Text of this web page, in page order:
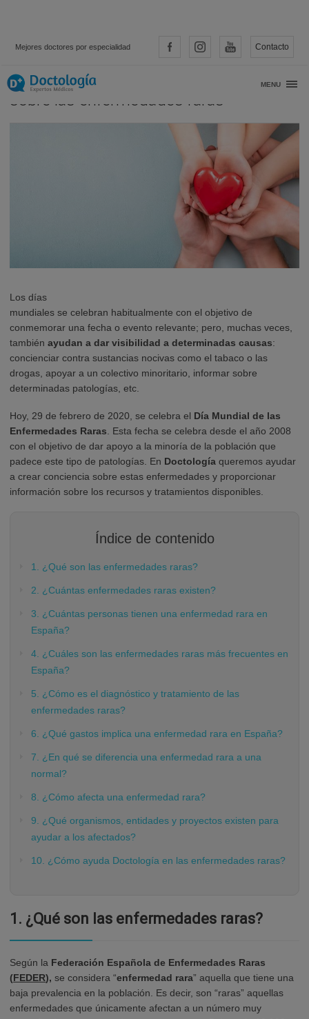
Mejores doctores por especialidad Contacto
MENU
Las 10 cosas que deberías conocer
sobre las enfermedades raras
Los días
mundiales se celebran habitualmente con el objetivo de
conmemorar una fecha o evento relevante; pero, muchas veces,
también ayudan a dar visibilidad a determinadas causas:
concienciar contra sustancias nocivas como el tabaco o las
drogas, apoyar a un colectivo minoritario, informar sobre
determinadas patologías, etc.
Hoy, 29 de febrero de 2020, se celebra el Día Mundial de las
Enfermedades Raras . Esta fecha se celebra desde el año 2008
con el objetivo de dar apoyo a la minoría de la población que
padece este tipo de patologías. En Doctología queremos ayudar
a crear conciencia sobre estas enfermedades y proporcionar
información sobre los recursos y tratamientos disponibles.
Índice de contenido
1. ¿Qué son las enfermedades raras?
2. ¿Cuántas enfermedades raras existen?
3. ¿Cuántas personas tienen una enfermedad rara en
España?
4. ¿Cuáles son las enfermedades raras más frecuentes en
España?
5. ¿Cómo es el diagnóstico y tratamiento de las
enfermedades raras?
6. ¿Qué gastos implica una enfermedad rara en España?
7. ¿En qué se diferencia una enfermedad rara a una
normal?
8. ¿Cómo afecta una enfermedad rara?
9. ¿Qué organismos, entidades y proyectos existen para
ayudar a los afectados?
10. ¿Cómo ayuda Doctología en las enfermedades raras?
1. ¿Qué son las enfermedades raras?
Según la Federación Española de Enfermedades Raras
(FEDER), se considera “enfermedad rara” aquella que tiene una
baja prevalencia en la población. Es decir, son “raras” aquellas
enfermedades que únicamente afectan a un número muy